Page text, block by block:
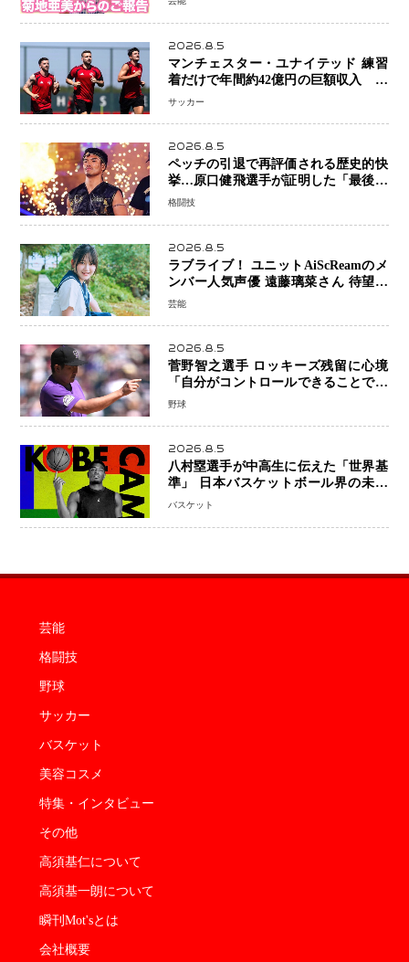
2026.8.5
マンチェスター・ユナイテッド 練習
着だけで年間約42億円の巨額収入 世
界最高額級スポンサー契約が示すサッ
サッカー
2026.8.5
ペッチの引退で再評価される歴史的快
挙…原口健飛選手が証明した「最後に
勝ち切る力」
格闘技
2026.8.5
ラブライブ！ ユニットAiScReamのメ
ンバー人気声優 遠藤璃菜さん 待望の
1st写真集が10月6日発売決定！ 沖縄ロ
情まで収録
芸能
2026.8.5
菅野智之選手 ロッキーズ残留に心境
「自分がコントロールできることでは
ない」 トレード報道にも冷静な姿勢
野球
2026.8.5
八村塁選手が中高生に伝えた「世界基
準」 日本バスケットボール界の未来
を変える“練習の質”という哲学
バスケット
芸能
格闘技
野球
サッカー
バスケット
美容コスメ
特集・インタビュー
その他
高須基仁について
高須基一朗について
瞬刊Mot'sとは
会社概要